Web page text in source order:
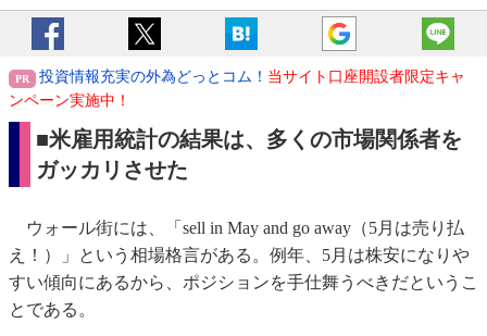
投資情報充実の外為どっとコム！ 当サイト口座開設者限定キャ
ンペーン実施中！
■米雇用統計の結果は、多くの市場関係者を
ガッカリさせた
ウォール街には、「sell in May and go away（5月は売り払
え！）」という相場格言がある。例年、5月は株安になりや
すい傾向にあるから、ポジションを手仕舞うべきだというこ
とである。